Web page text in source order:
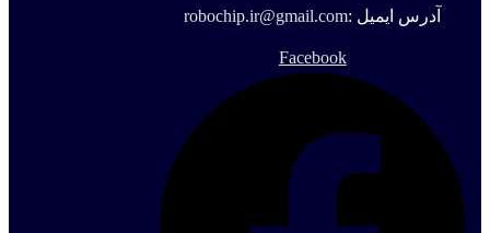
آدرس ایمیل :robochip.ir@gmail.com
Facebook